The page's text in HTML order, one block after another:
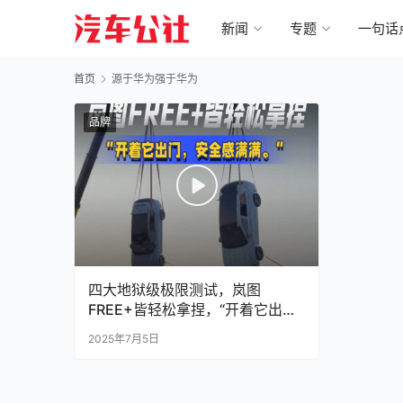
新闻 专题 一句话
首页 源于华为强于华为
品牌
四大地狱级极限测试，岚图
FREE+皆轻松拿捏，“开着它出
门，安全感满满”
2025年7月5日